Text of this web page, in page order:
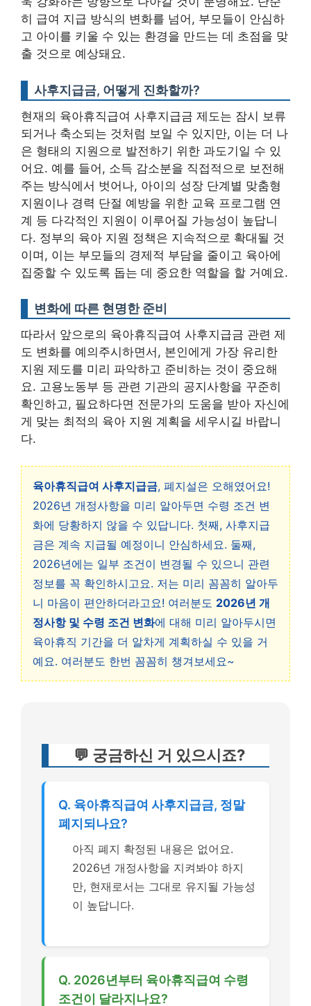
히 급여 지급 방식의 변화를 넘어, 부모들이 안심하
고 아이를 키울 수 있는 환경을 만드는 데 초점을 맞
출 것으로 예상돼요.
사후지급금, 어떻게 진화할까?
현재의 육아휴직급여 사후지급금 제도는 잠시 보류
되거나 축소되는 것처럼 보일 수 있지만, 이는 더 나
은 형태의 지원으로 발전하기 위한 과도기일 수 있
어요. 예를 들어, 소득 감소분을 직접적으로 보전해
주는 방식에서 벗어나, 아이의 성장 단계별 맞춤형
지원이나 경력 단절 예방을 위한 교육 프로그램 연
계 등 다각적인 지원이 이루어질 가능성이 높답니
다. 정부의 육아 지원 정책은 지속적으로 확대될 것
이며, 이는 부모들의 경제적 부담을 줄이고 육아에
집중할 수 있도록 돕는 데 중요한 역할을 할 거예요.
변화에 따른 현명한 준비
따라서 앞으로의 육아휴직급여 사후지급금 관련 제
도 변화를 예의주시하면서, 본인에게 가장 유리한
지원 제도를 미리 파악하고 준비하는 것이 중요해
요. 고용노동부 등 관련 기관의 공지사항을 꾸준히
확인하고, 필요하다면 전문가의 도움을 받아 자신에
게 맞는 최적의 육아 지원 계획을 세우시길 바랍니
다.
육아휴직급여 사후지급금, 폐지설은 오해였어요!
2026년 개정사항을 미리 알아두면 수령 조건 변
화에 당황하지 않을 수 있답니다. 첫째, 사후지급
금은 계속 지급될 예정이니 안심하세요. 둘째,
2026년에는 일부 조건이 변경될 수 있으니 관련
정보를 꼭 확인하시고요. 저는 미리 꼼꼼히 알아두
니 마음이 편안하더라고요! 여러분도 2026년 개
정사항 및 수령 조건 변화에 대해 미리 알아두시면
육아휴직 기간을 더 알차게 계획하실 수 있을 거
예요. 여러분도 한번 꼼꼼히 챙겨보세요~
💬 궁금하신 거 있으시죠?
Q. 육아휴직급여 사후지급금, 정말
폐지되나요?
아직 폐지 확정된 내용은 없어요.
2026년 개정사항을 지켜봐야 하지
만, 현재로서는 그대로 유지될 가능성
이 높답니다.
Q. 2026년부터 육아휴직급여 수령
조건이 달라지나요?